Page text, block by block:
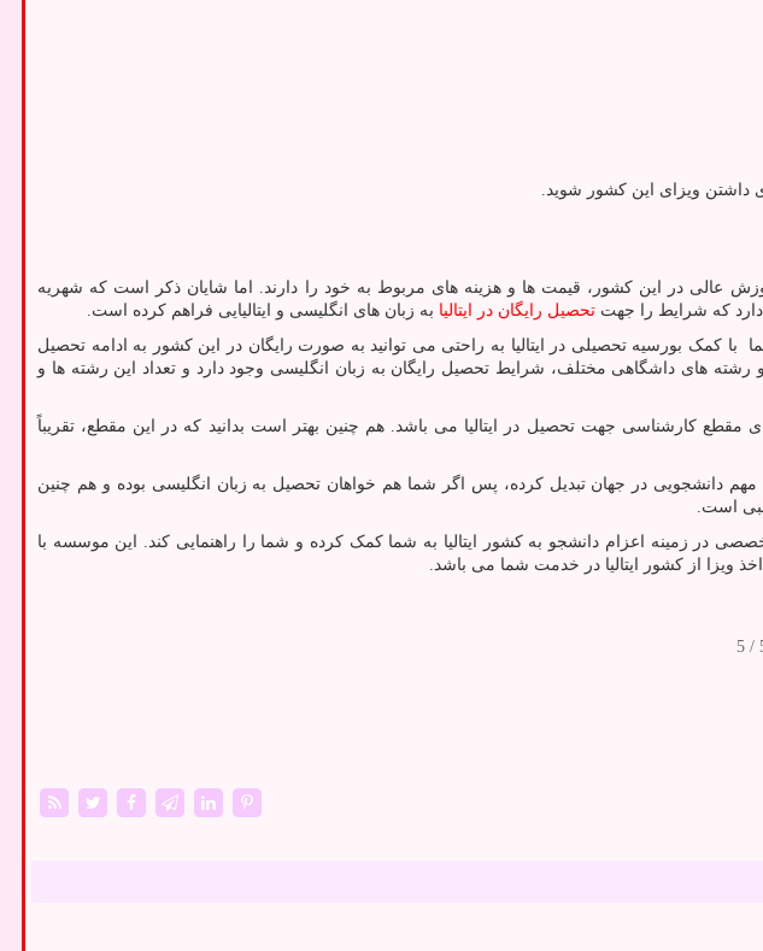
داشتن ویزای این کشور شوید.
عالی در این کشور، قیمت ها و هزینه های مربوط به خود را دارند. اما شایان ذکر است که شهریه
دارد که شرایط را جهت تحصیل رایگان در ایتالیا به زبان های انگلیسی و ایتالیایی فراهم کرده است.
کمک بورسیه تحصیلی در ایتالیا به راحتی می توانید به صورت رایگان در این کشور به ادامه تحصیل
رشته های داشگاهی مختلف، شرایط تحصیل رایگان به زبان انگلیسی وجود دارد و تعداد این رشته ها و
مقطع کارشناسی جهت تحصیل در ایتالیا می باشد. هم چنین بهتر است بدانید که در این مقطع، تقریباً
مهم دانشجویی در جهان تبدیل کرده، پس اگر شما هم خواهان تحصیل به زبان انگلیسی بوده و هم چنین
است.
در زمینه اعزام دانشجو به کشور ایتالیا به شما کمک کرده و شما را راهنمایی کند. این موسسه با
ویزا از کشور ایتالیا در خدمت شما می باشد.
/ 5